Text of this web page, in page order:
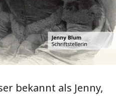
bekannt als Jenny,